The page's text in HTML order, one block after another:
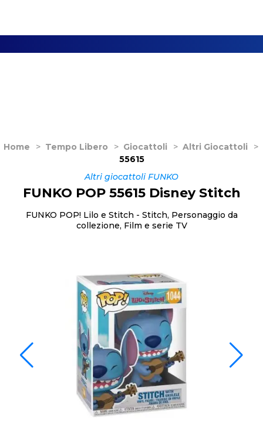
Home > Tempo Libero > Giocattoli > Altri Giocattoli
>
55615
Altri giocattoli FUNKO
FUNKO POP 55615 Disney Stitch
FUNKO POP! Lilo e Stitch - Stitch, Personaggio da
collezione, Film e serie TV